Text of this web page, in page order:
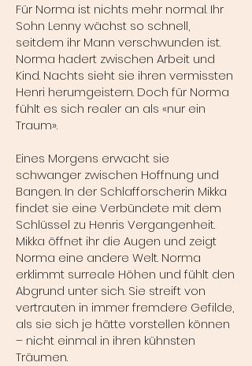
Für Norma ist nichts mehr normal. Ihr
Sohn Lenny wächst so schnell,
seitdem ihr Mann verschwunden ist.
Norma hadert zwischen Arbeit und
Kind. Nachts sieht sie ihren vermissten
Henri herumgeistern. Doch für Norma
fühlt es sich realer an als «nur ein
Traum».
Eines Morgens erwacht sie
schwanger zwischen Hoffnung und
Bangen. In der Schlafforscherin Mikka
findet sie eine Verbündete mit dem
Schlüssel zu Henris Vergangenheit.
Mikka öffnet ihr die Augen und zeigt
Norma eine andere Welt. Norma
erklimmt surreale Höhen und fühlt den
Abgrund unter sich. Sie streift von
vertrauten in immer fremdere Gefilde,
als sie sich je hätte vorstellen können
– nicht einmal in ihren kühnsten
Träumen.